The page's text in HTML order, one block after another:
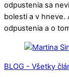
odpustenia sa
bolesti a v hneve.
odpustenia a o
BLOG - Všetky